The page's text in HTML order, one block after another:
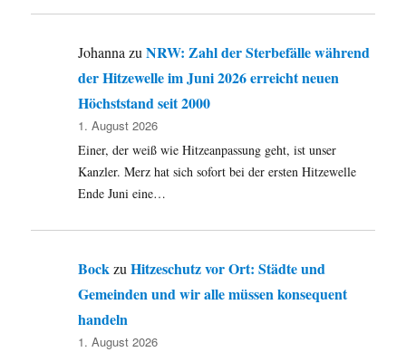
…
Johanna zuNRW: Zahl der Sterbefälle während
der Hitzewelle im Juni 2026 erreicht neuen
Höchststand seit 2000
1. August 2026
Einer, der weiß wie Hitzeanpassung geht, ist unser
Kanzler. Merz hat sich sofort bei der ersten Hitzewelle
Ende Juni eine…
BockzuHitzeschutz vor Ort: Städte und
Gemeinden und wir alle müssen konsequent
handeln
1. August 2026